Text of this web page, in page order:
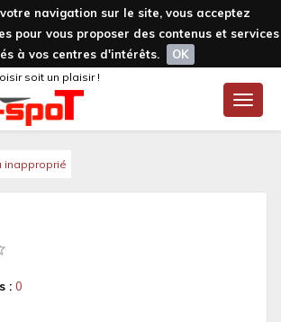
navigation sur le site, vous acceptez
pour vous proposer des contenus et services
à vos centres d'intérêts.
OK
Toggle
soit un plaisir !
inapproprié
: 0